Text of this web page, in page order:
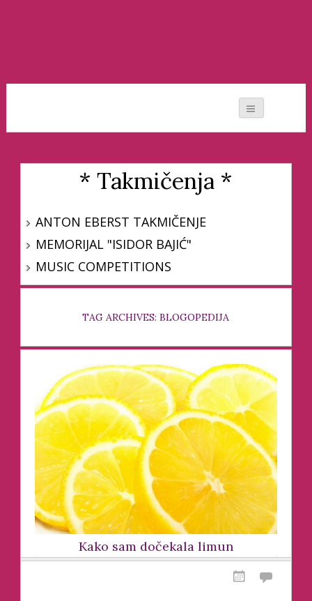
* Takmičenja *
ANTON EBERST TAKMIČENJE
MEMORIJAL "ISIDOR BAJIĆ"
MUSIC COMPETITIONS
TAG ARCHIVES: BLOGOPEDIJA
Kako sam dočekala limun